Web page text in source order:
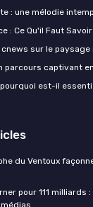
: une mélodie
: Ce Qu'il Faut
sur le
parcours captivant
est-il
du Ventoux
pour 111 milliards